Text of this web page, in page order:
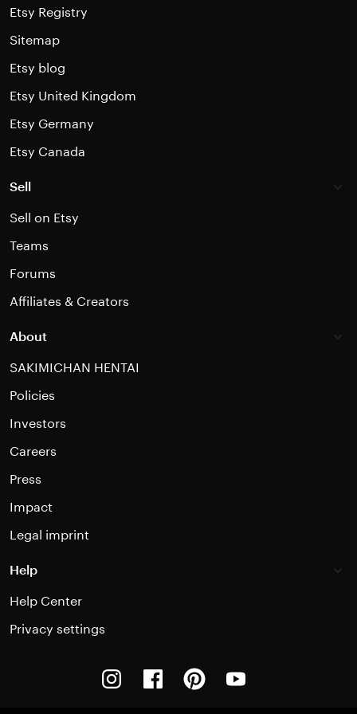
Etsy Registry
Sitemap
Etsy blog
Etsy United Kingdom
Etsy Germany
Etsy Canada
Sell
Sell on Etsy
Teams
Forums
Affiliates & Creators
About
SAKIMICHAN HENTAI
Policies
Investors
Careers
Press
Impact
Legal imprint
Help
Help Center
Privacy settings
InstagramFacebookPinterest